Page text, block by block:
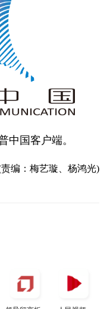
中国客户端。
编：梅艺璇、杨鸿光)